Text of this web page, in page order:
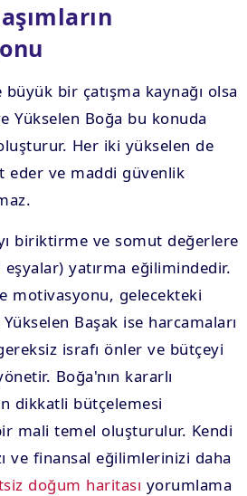
bir çatışma kaynağı olsa
Yükselen Boğa bu konuda
Her iki yükselen de
eder ve maddi güvenlik
biriktirme ve somut değerlere
yatırma eğilimindedir.
motivasyonu, gelecekteki
Başak ise harcamaları
israfı önler ve bütçeyi
Boğa'nın kararlı
dikkatli bütçelemesi
mali temel oluşturulur. Kendi
ve finansal eğilimlerinizi daha
doğum haritası yorumlama